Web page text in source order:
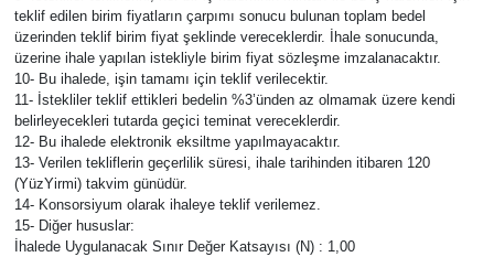
teklif edilen birim fiyatların çarpımı sonucu bulunan toplam bedel
üzerinden teklif birim fiyat şeklinde vereceklerdir. İhale sonucunda,
üzerine ihale yapılan istekliyle birim fiyat sözleşme imzalanacaktır.
10- Bu ihalede, işin tamamı için teklif verilecektir.
11- İstekliler teklif ettikleri bedelin %3’ünden az olmamak üzere kendi
belirleyecekleri tutarda geçici teminat vereceklerdir.
12- Bu ihalede elektronik eksiltme yapılmayacaktır.
13- Verilen tekliflerin geçerlilik süresi, ihale tarihinden itibaren 120
(YüzYirmi) takvim günüdür.
14- Konsorsiyum olarak ihaleye teklif verilemez.
15- Diğer hususlar:
İhalede Uygulanacak Sınır Değer Katsayısı (N) : 1,00